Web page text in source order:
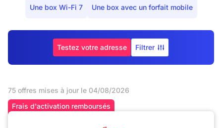
Une box Wi-Fi 7 Une box avec un forfait mobile
Testez votre adresse Filtrer
75 offres mises à jour le 04/08/2026
Frais d'activation remboursés